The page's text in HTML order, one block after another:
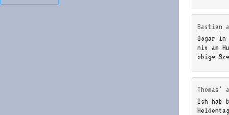
Bastian
Sogar in
nix am
obige
Thomas'
Ich hab